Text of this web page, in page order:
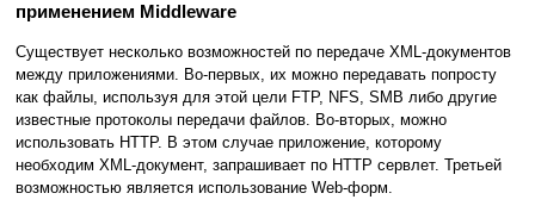
применением Middleware
Существует несколько возможностей по передаче XML-документов
между приложениями. Во-первых, их можно передавать попросту
как файлы, используя для этой цели FTP, NFS, SMB либо другие
известные протоколы передачи файлов. Во-вторых, можно
использовать HTTP. В этом случае приложение, которому
необходим XML-документ, запрашивает по HTTP сервлет. Третьей
возможностью является использование Web-форм.